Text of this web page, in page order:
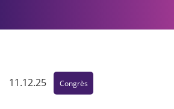
11.12.25 Congrès